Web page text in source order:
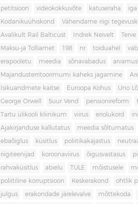
petitsioon videokokkuvõte katuseraha
Kodanikuühiskond Vähendame riigi
Avalikult Rail Balticust Indrek Neivelt
Maksu-ja Tolliamet 198 nr toiduahel
erapooletu meedia sõnavabadus
Majandusterritoorimumi kaheks jagamine
Isikuandmete kaitse Euroopa Kohus Uno
George Orwell Suur Vend pensionireform
Tartu ülikooli kliinikum viirus eriolukord
Ajakirjanduse kallutatus meedia sõltumatus
ebaõiglus küsitlus poliitikakajastus
riigiteenijad koroonaviirus õigusvastasus
rahvaküsitlus abielu TULE mõistusele
poliitiline korruptsioon Keskerakond ohtlik
julgus erakondade järelevalve mõttekoda